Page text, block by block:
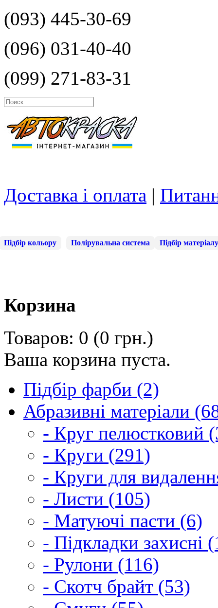
(093) 445-30-69
(096) 031-40-40
(099) 271-83-31
Доставка і оплата |
Підбір кольору Полірувальна система Підбір матеріалу
Корзина
Товаров: 0 (0 грн.)
Ваша корзина пуста.
Підбір фарби (2)
Абразивні матеріали
- Круг пелюстковий
- Круги (291)
- Круги для
- Листи (105)
- Матуючі пасти (6)
- Підкладки захисні
- Рулони (116)
- Скотч брайт (53)